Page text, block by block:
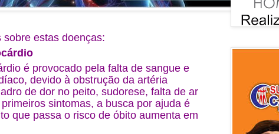
estas doenças:
é provocado pela falta de sangue e
devido à obstrução da artéria
de dor no peito, sudorese, falta de ar
sintomas, a busca por ajuda é
que passa o risco de óbito aumenta em